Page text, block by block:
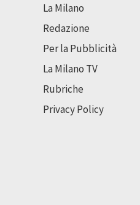
La Milano
Redazione
Per la Pubblicità
La Milano TV
Rubriche
Privacy Policy